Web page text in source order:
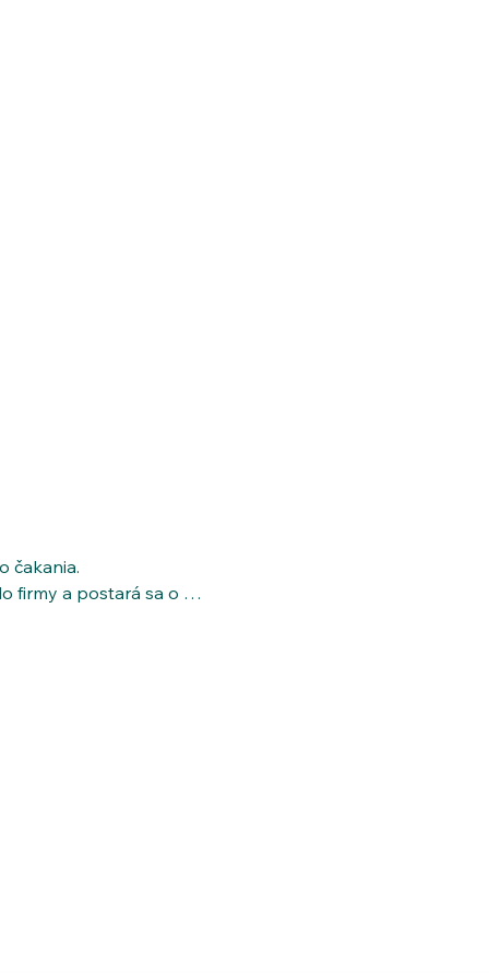
súčasť spokojného života.
čakania.
firmy a postará sa o
tam, kde sa cítite